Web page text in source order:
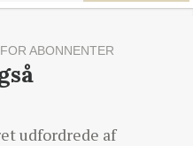
FOR ABONNENTER
udfordrede af